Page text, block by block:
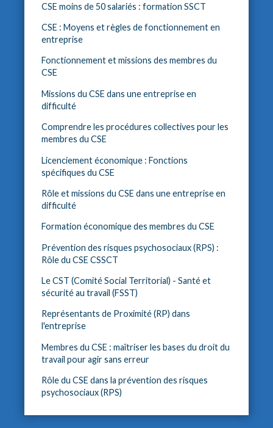
CSE moins de 50 salariés : formation SSCT
CSE : Moyens et règles de fonctionnement en
entreprise
Fonctionnement et missions des membres du
CSE
Missions du CSE dans une entreprise en
difficulté
Comprendre les procédures collectives pour les
membres du CSE
Licenciement économique : Fonctions
spécifiques du CSE
Rôle et missions du CSE dans une entreprise en
difficulté
Formation économique des membres du CSE
Prévention des risques psychosociaux (RPS) :
Rôle du CSE CSSCT
Le CST (Comité Social Territorial) - Santé et
sécurité au travail (FSST)
Représentants de Proximité (RP) dans
l'entreprise
Membres du CSE : maîtriser les bases du droit du
travail pour agir sans erreur
Rôle du CSE dans la prévention des risques
psychosociaux (RPS)